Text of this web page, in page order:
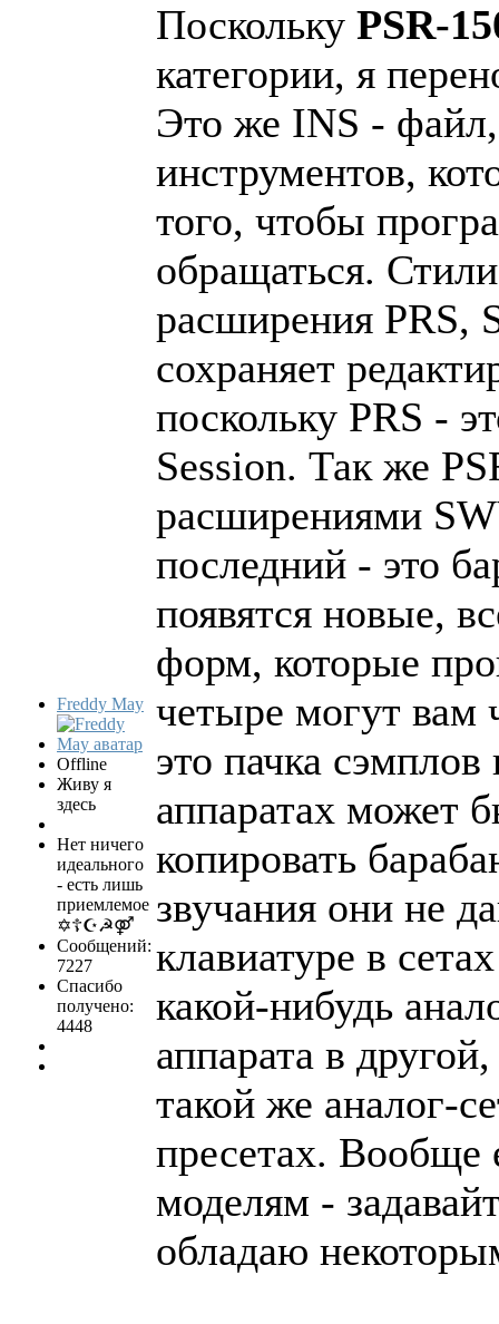
Freddy May
Offline
Живу я
здесь
Нет ничего
идеального
- есть лишь
приемлемое
✡☦☪☭⚤
Сообщений:
7227
Спасибо
получено:
4448
Поскольку PSR-
категории, я
Это же INS -
инструментов,
того, чтобы
обращаться.
расширения PRS,
сохраняет
поскольку PRS -
Session. Так же
расширениями
последний - это
появятся новые,
форм, которые
четыре могут вам
это пачка
аппаратах может
копировать
звучания они не
клавиатуре в
какой-нибудь
аппарата в
такой же аналог-
пресетах. Вообще
моделям -
обладаю